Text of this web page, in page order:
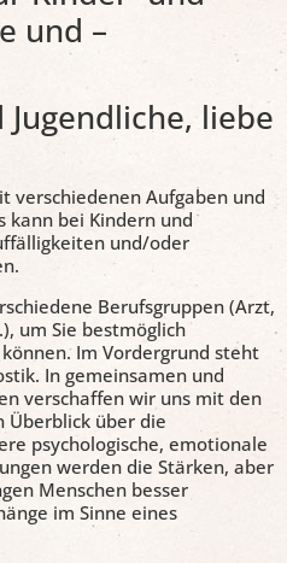
und –
liebe
verschiedenen Aufgaben und
bei Kindern und
und/oder
Berufsgruppen (Arzt,
um Sie bestmöglich
Im Vordergrund steht
In gemeinsamen und
verschaffen wir uns mit den
Überblick über die
psychologische, emotionale
werden die Stärken, aber
Menschen besser
im Sinne eines